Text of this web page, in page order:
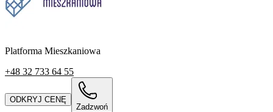
Platforma Mieszkaniowa
+48 32 733 64 55
ODKRYJ CENĘ
Zadzwoń